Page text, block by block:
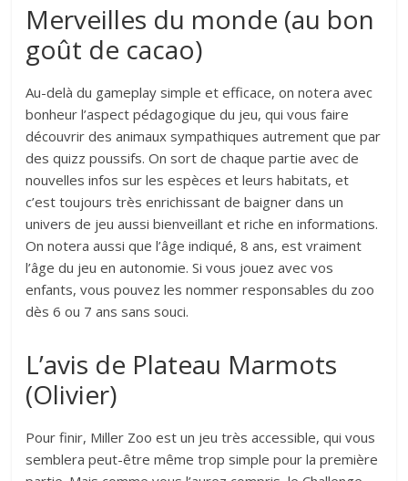
Merveilles du monde (au bon
goût de cacao)
Au-delà du gameplay simple et efficace, on notera avec
bonheur l’aspect pédagogique du jeu, qui vous faire
découvrir des animaux sympathiques autrement que par
des quizz poussifs. On sort de chaque partie avec de
nouvelles infos sur les espèces et leurs habitats, et
c’est toujours très enrichissant de baigner dans un
univers de jeu aussi bienveillant et riche en informations.
On notera aussi que l’âge indiqué, 8 ans, est vraiment
l’âge du jeu en autonomie. Si vous jouez avec vos
enfants, vous pouvez les nommer responsables du zoo
dès 6 ou 7 ans sans souci.
L’avis de Plateau Marmots
(Olivier)
Pour finir, Miller Zoo est un jeu très accessible, qui vous
semblera peut-être même trop simple pour la première